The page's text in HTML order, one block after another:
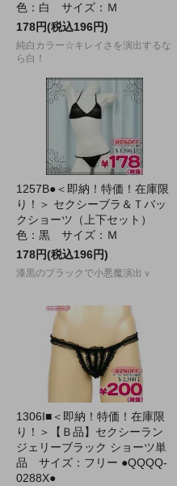
色：白 サイズ：Ｍ
178円(税込196円)
純白カラー☆キレイさを演出するな
ら白！
1257B●＜即納！特価！在庫限
り！＞ セクシーブラ＆Ｔバッ
クショーツ（上下セット）
色：黒 サイズ：Ｍ
178円(税込196円)
漆黒のブラックで小悪魔演出ｖ
1306I■＜即納！特価！在庫限
り！＞【Ｂ品】セクシーラン
ジェリーブラック ショーツ単
品 サイズ：フリー ●QQQQ-
0288X●